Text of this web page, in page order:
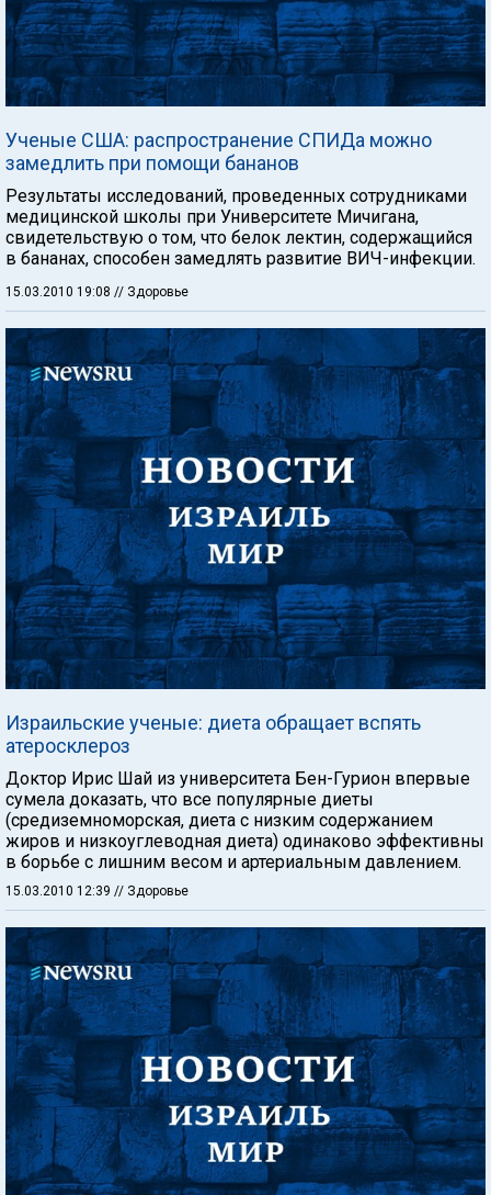
Ученые США: распространение СПИДа можно
замедлить при помощи бананов
Результаты исследований, проведенных сотрудниками
медицинской школы при Университете Мичигана,
свидетельствую о том, что белок лектин, содержащийся
в бананах, способен замедлять развитие ВИЧ-инфекции.
15.03.2010 19:08 // Здоровье
Израильские ученые: диета обращает вспять
атеросклероз
Доктор Ирис Шай из университета Бен-Гурион впервые
сумела доказать, что все популярные диеты
(средиземноморская, диета с низким содержанием
жиров и низкоуглеводная диета) одинаково эффективны
в борьбе с лишним весом и артериальным давлением.
15.03.2010 12:39 // Здоровье